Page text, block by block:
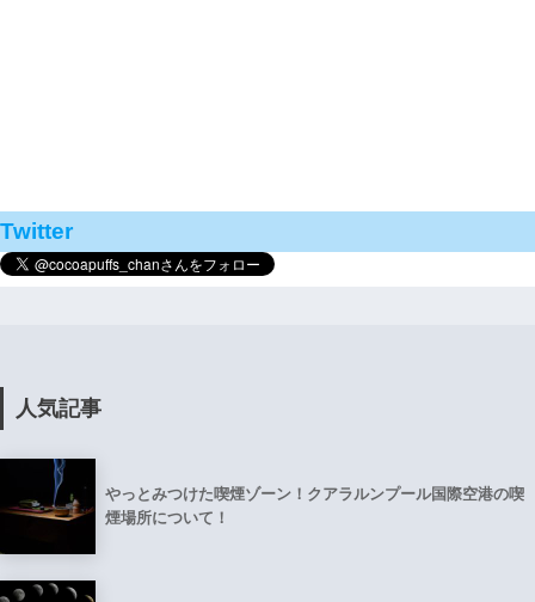
Twitter
人気記事
やっとみつけた喫煙ゾーン！クアラルンプール国際空港の喫
煙場所について！